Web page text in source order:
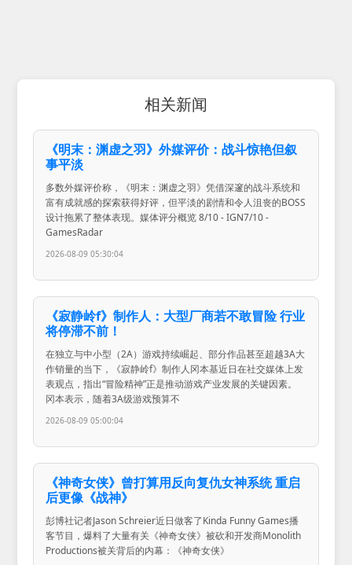
相关新闻
《明末：渊虚之羽》外媒评价：战斗惊艳但叙
事平淡
多数外媒评价称，《明末：渊虚之羽》凭借深邃的战斗系统和
富有成就感的探索获得好评，但平淡的剧情和令人沮丧的BOSS
设计拖累了整体表现。媒体评分概览 8/10 - IGN7/10 -
GamesRadar
2026-08-09 05:30:04
《寂静岭f》制作人：大型厂商若不敢冒险 行业
将停滞不前！
在独立与中小型（2A）游戏持续崛起、部分作品甚至超越3A大
作销量的当下，《寂静岭f》制作人冈本基近日在社交媒体上发
表观点，指出“冒险精神”正是推动游戏产业发展的关键因素。
冈本表示，随着3A级游戏预算不
2026-08-09 05:00:04
《神奇女侠》曾打算用反向复仇女神系统 重启
后更像《战神》
彭博社记者Jason Schreier近日做客了Kinda Funny Games播
客节目，爆料了大量有关《神奇女侠》被砍和开发商Monolith
Productions被关背后的内幕：《神奇女侠》